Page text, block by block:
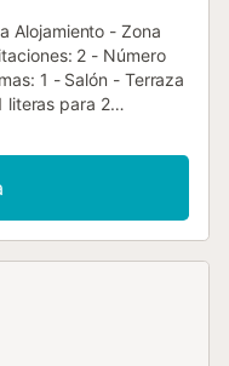
Alojamiento - Zona
2 - Número
1 - Salón - Terraza
literas para 2
este camping ofrece
de la playa y a 60 km
disfrutar de una
o refrescarte